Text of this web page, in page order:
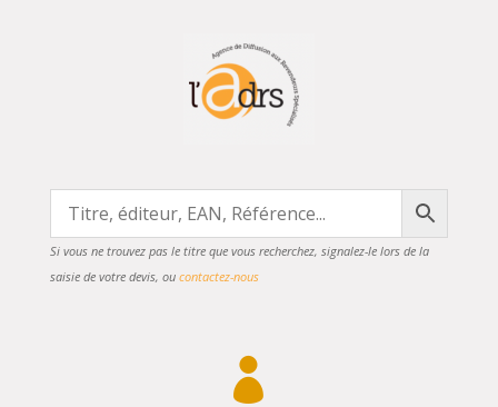
Si vous ne trouvez pas le titre que vous recherchez, signalez-le lors de la
saisie de votre devis, ou contactez-nous
